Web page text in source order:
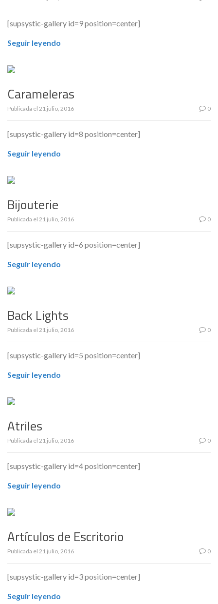
[supsystic-gallery id=9 position=center]
Seguir leyendo
Carameleras
Publicada el 21 julio, 2016 0
[supsystic-gallery id=8 position=center]
Seguir leyendo
Bijouterie
Publicada el 21 julio, 2016 0
[supsystic-gallery id=6 position=center]
Seguir leyendo
Back Lights
Publicada el 21 julio, 2016 0
[supsystic-gallery id=5 position=center]
Seguir leyendo
Atriles
Publicada el 21 julio, 2016 0
[supsystic-gallery id=4 position=center]
Seguir leyendo
Artículos de Escritorio
Publicada el 21 julio, 2016 0
[supsystic-gallery id=3 position=center]
Seguir leyendo